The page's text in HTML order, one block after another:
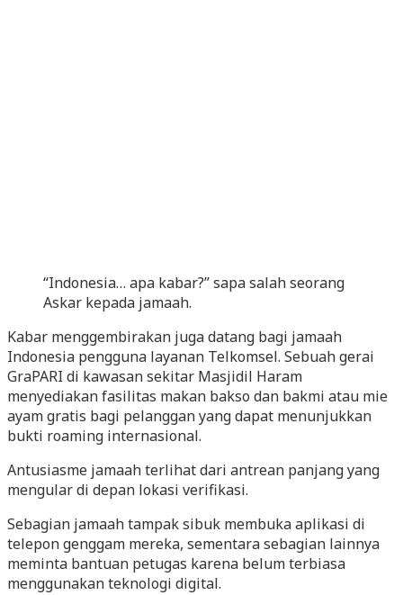
“Indonesia… apa kabar?” sapa salah seorang
Askar kepada jamaah.
Kabar menggembirakan juga datang bagi jamaah
Indonesia pengguna layanan Telkomsel. Sebuah gerai
GraPARI di kawasan sekitar Masjidil Haram
menyediakan fasilitas makan bakso dan bakmi atau mie
ayam gratis bagi pelanggan yang dapat menunjukkan
bukti roaming internasional.
Antusiasme jamaah terlihat dari antrean panjang yang
mengular di depan lokasi verifikasi.
Sebagian jamaah tampak sibuk membuka aplikasi di
telepon genggam mereka, sementara sebagian lainnya
meminta bantuan petugas karena belum terbiasa
menggunakan teknologi digital.